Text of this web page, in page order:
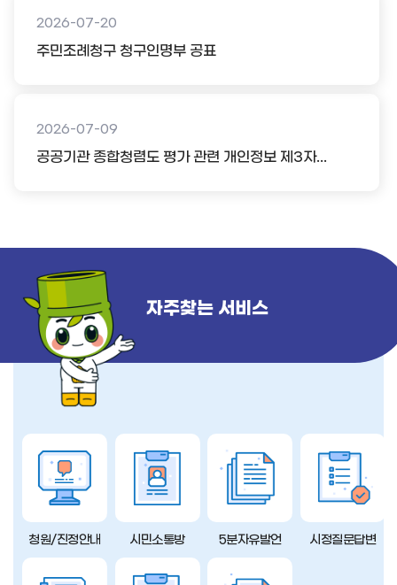
2026-07-20
주민조례청구 청구인명부 공표
2026-07-09
공공기관 종합청렴도 평가 관련 개인정보 제3자...
자주찾는 서비스
청원/진정안내 시민소통방 5분자유발언 시정질문답변